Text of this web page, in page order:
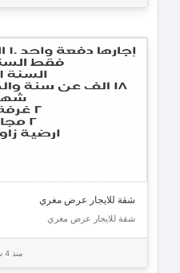
شقة للايجار عرض مغري
شقة للايجار عرض مغري
منذ 4 سنوات